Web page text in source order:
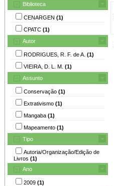
Biblioteca
CENARGEN (1)
CPATC (1)
Autor
RODRIGUES, R. F. de A. (1)
VIEIRA, D. L. M. (1)
Assunto
Conservação (1)
Extrativismo (1)
Mangaba (1)
Mapeamento (1)
Tipo
Autoria/Organização/Edição de
Livros (1)
Ano
2009 (1)